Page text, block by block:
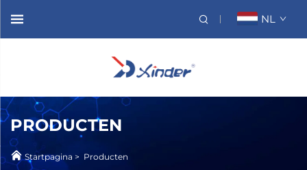
NL
PRODUCTEN
Startpagina > Producten